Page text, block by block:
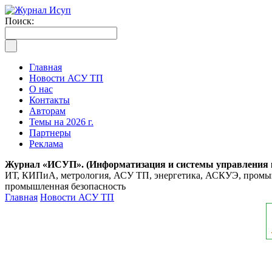
Поиск:
Главная
Новости АСУ ТП
О нас
Контакты
Авторам
Темы на 2026 г.
Партнеры
Реклама
Журнал «ИСУП». (Информатизация и системы
ИТ, КИПиА, метрология, АСУ ТП, энергетика, АСКУЭ,
промышленная безопасность
Главная Новости АСУ ТП